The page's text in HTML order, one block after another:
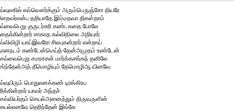
எவ்வௌர்க்கும் அரும்பெருஞ்சோ தியரே
தறியாதே இம்மதவா திகள்தாம்
குருடர்கரி கண்டகதை போலே
சாகாத கல்விநிலை அறியார்
யாய்இவரோ சிலபுகன்றார் என்றாய்
கண்டேன்மெய்த் தேன்அமுதம் உண்டேன்
சமரசசன் மார்க்கசங்கந் தனிலே
தீமொழியும் தேமொழிஆ யினவே
பொதுஎனக்கண் டிரங்கிஉப
யாவர் அந்தச்
செயல்அனைத்தும் திருவருளின்
தெரிந்தேன் இங்கே